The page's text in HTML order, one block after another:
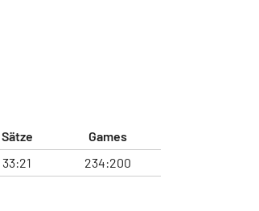
Sätze
Games
33:21 234:200